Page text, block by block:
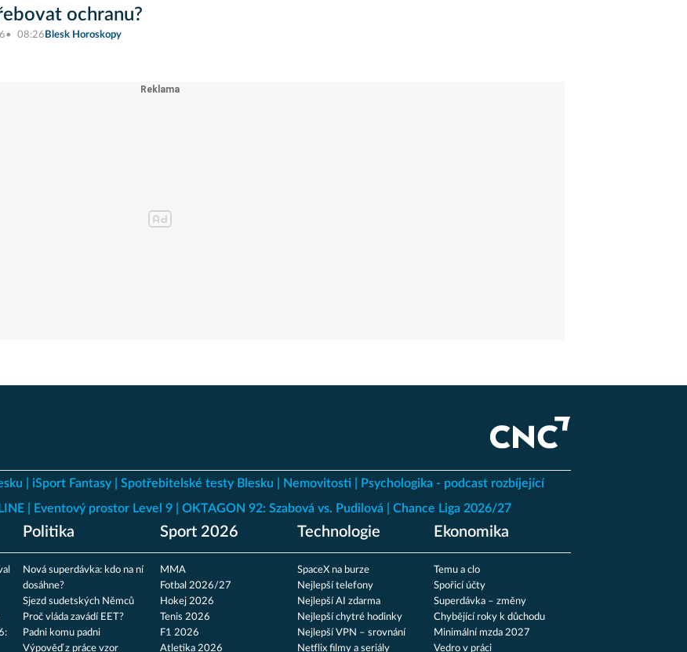
ochranu?
08:26 Blesk Horoskopy
iSport Fantasy Spotřebitelské testy Blesku Nemovitosti
Psychologika - podcast rozbíjející
Eventový prostor Level 9 OKTAGON 92: Szabová vs. Pudilová Chance Liga 2026/27
Politika
Nová superdávka: kdo na ní
dosáhne?
Sjezd sudetských Němců
Proč vláda zavádí EET?
Padni komu padni
Výpověď z práce vzor
Sport 2026
MMA
Fotbal 2026/27
Hokej 2026
Tenis 2026
F1 2026
Atletika 2026
Technologie
SpaceX na burze
Nejlepší telefony
Nejlepší AI zdarma
Nejlepší chytré hodinky
Nejlepší VPN – srovnání
Netflix filmy a seriály
Ekonomika
Temu a clo
Spořicí účty
Superdávka – změny
Chybějící roky k důchodu
Minimální mzda 2027
Vedro v práci